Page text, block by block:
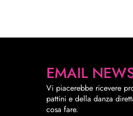
EMAIL
Vi piacerebbe ricevere
pattini e della danza
cosa fare.